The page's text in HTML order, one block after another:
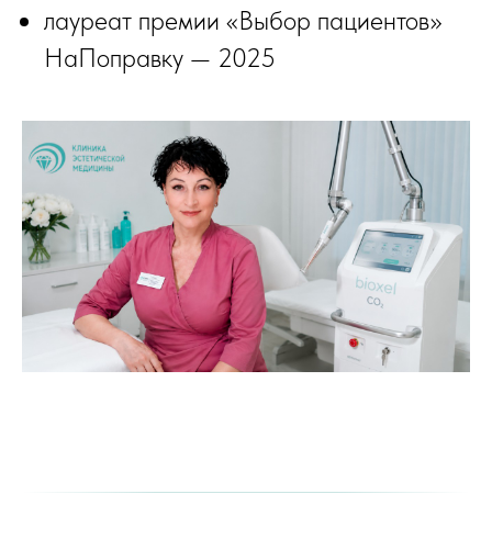
лауреат премии «Выбор пациентов»
НаПоправку — 2025